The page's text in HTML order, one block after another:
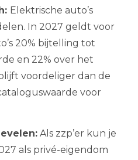
Elektrische auto’s
In 2027 geldt voor
20% bijtelling tot
en 22% over het
voordeliger dan de
voor
Als zzp’er kun je
als privé-eigendom